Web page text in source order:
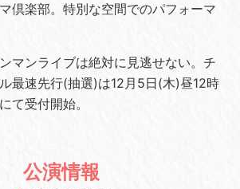
倶楽部。特別な空間でのパフォーマ
マンライブは絶対に見逃せない。チ
最速先行(抽選)は12月5日(木)昼12時
て受付開始。
公演情報